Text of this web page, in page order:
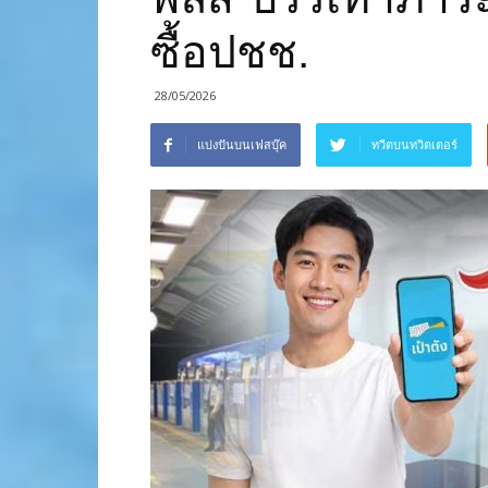
ซื้อปชช.
28/05/2026
แบ่งปันบนเฟสบุ๊ค ทวีตบนทวิตเตอร์